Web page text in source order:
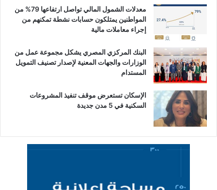
معدلات الشمول المالي تواصل ارتفاعها 79% من
المواطنين يمتلكون حسابات نشطة تمكنهم من
إجراء معاملات مالية
البنك المركزي المصري يشكل مجموعة عمل من
الوزارات والجهات المعنية لإصدار تصنيف التمويل
المستدام
الإسكان تستعرض موقف تنفيذ المشروعات
السكنية في 5 مدن جديدة